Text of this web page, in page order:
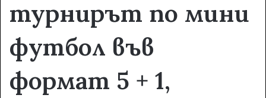
турнирът по мини
футбол във
формат 5 + 1,